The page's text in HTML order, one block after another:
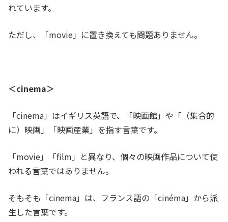
れています。
ただし、「movie」に置き換えても問題ありません。
＜cinema＞
「cinema」はイギリス英語で、「映画館」や「（集合的
に）映画」「映画産業」を指す言葉です。
「movie」「film」と異なり、個々の映画作品について使
われる言葉ではありません。
そもそも「cinema」は、フランス語の「cinéma」から派
生した言葉です。